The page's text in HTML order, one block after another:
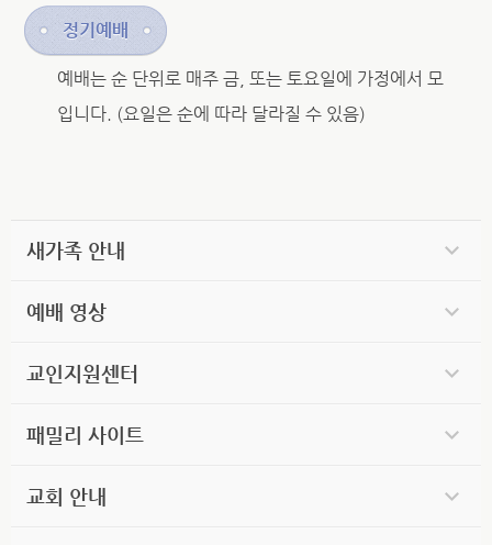
정기예배
예배는 순 단위로 매주 금, 또는 토요일에 가정에서 모
입니다. (요일은 순에 따라 달라질 수 있음)
새가족 안내
예배 영상
교인지원센터
패밀리 사이트
교회 안내